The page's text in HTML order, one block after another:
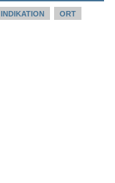
INDIKATION ORT